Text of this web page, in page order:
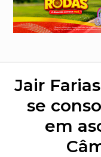
Jair
se
em